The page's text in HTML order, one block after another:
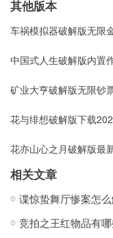
以依靠
参与无意识输出，而死
白天和夜间污染的双
污染值超过阈值时，
僵尸将获得隐身能力
坏战略性数字优势。
基因实验室谜题：破解
要荷叶携带龙草”。
其他版本
车祸模拟器破解版无限
中国式人生破解版内置
矿业大亨破解版无限钞
花与绯想破解版下载
花亦山心之月破解版最
相关文章
谍惊蛰舞厅惨案怎
竞拍之王红物品有